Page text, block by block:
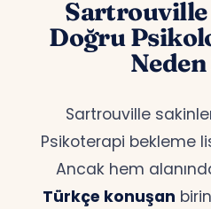
Sartrouville
Doğru
Sartrouville
Psikoterapi bekleme
Ancak hem
Türkçe konuşan